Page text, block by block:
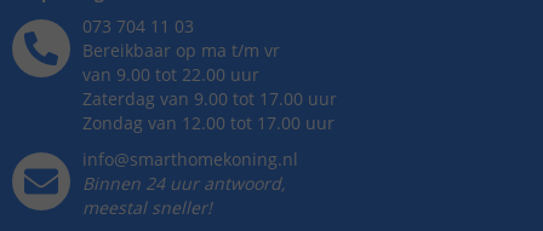
073 704 11 03
Bereikbaar op ma t/m vr
van 9.00 tot 22.00 uur
Zaterdag van 9.00 tot 17.00 uur
Zondag van 12.00 tot 17.00 uur
info@smarthomekoning.nl
Binnen 24 uur antwoord,
meestal sneller!